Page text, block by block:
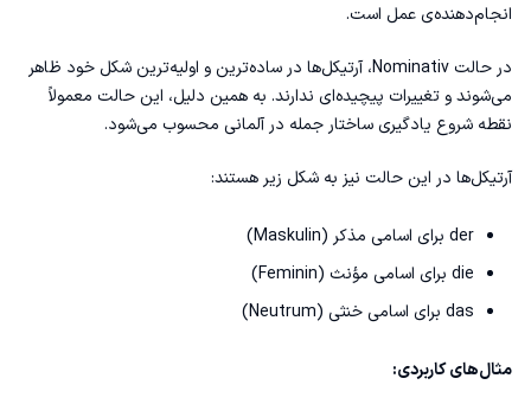
انجام‌دهنده‌ی عمل است.
در حالت Nominativ، آرتیکل‌ها در ساده‌ترین و اولیه‌ترین شکل خود ظاهر
می‌شوند و تغییرات پیچیده‌ای ندارند. به همین دلیل، این حالت معمولاً
نقطه شروع یادگیری ساختار جمله در آلمانی محسوب می‌شود.
آرتیکل‌ها در این حالت نیز به شکل زیر هستند:
der برای اسامی مذکر (Maskulin)
die برای اسامی مؤنث (Feminin)
das برای اسامی خنثی (Neutrum)
مثال‌های کاربردی: